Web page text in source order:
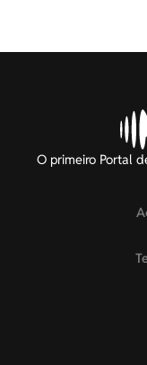
O primeiro Portal